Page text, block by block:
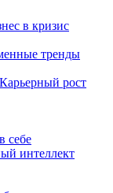
в кризис
тренды
рост
себе
интеллект